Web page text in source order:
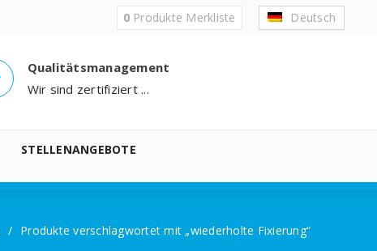
0Produkte Merkliste Deutsch
Qualitätsmanagement
Wir sind zertifiziert ...
STELLENANGEBOTE
/ Produkte verschlagwortet mit „wiederholte Fixierung“